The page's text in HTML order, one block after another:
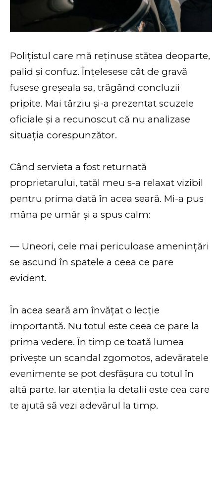
Polițistul care mă reținuse stătea deoparte,
palid și confuz. Înțelesese cât de gravă
fusese greșeala sa, trăgând concluzii
pripite. Mai târziu și-a prezentat scuzele
oficiale și a recunoscut că nu analizase
situația corespunzător.
Când servieta a fost returnată
proprietarului, tatăl meu s-a relaxat vizibil
pentru prima dată în acea seară. Mi-a pus
mâna pe umăr și a spus calm:
— Uneori, cele mai periculoase amenințări
se ascund în spatele a ceea ce pare
evident.
În acea seară am învățat o lecție
importantă. Nu totul este ceea ce pare la
prima vedere. În timp ce toată lumea
privește un scandal zgomotos, adevăratele
evenimente se pot desfășura cu totul în
altă parte. Iar atenția la detalii este cea care
te ajută să vezi adevărul la timp.